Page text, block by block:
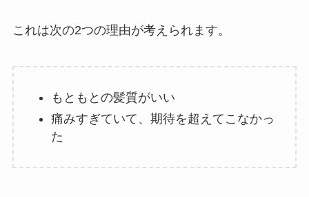
これは次の2つの理由が考えられます。
もともとの髪質がいい
痛みすぎていて、期待を超えてこなかっ
た